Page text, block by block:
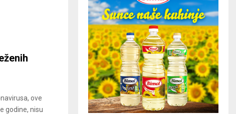
ove
godine, nisu